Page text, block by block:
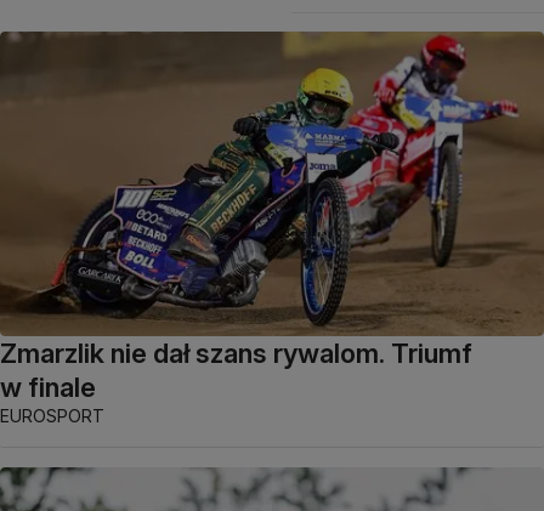
Zmarzlik nie dał szans rywalom. Triumf
w finale
EUROSPORT